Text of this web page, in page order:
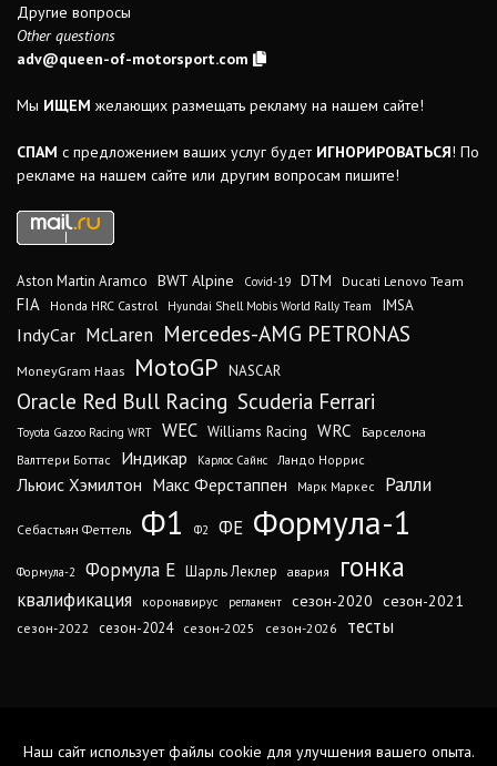
Другие вопросы
Other questions
adv@queen-of-motorsport.com
Мы ИЩЕМ желающих размещать рекламу на нашем сайте!
СПАМ с предложением ваших услуг будет ИГНОРИРОВАТЬСЯ! По
рекламе на нашем сайте или другим вопросам пишите!
Aston Martin Aramco BWT Alpine Covid-19 DTM Ducati Lenovo Team
FIA Honda HRC Castrol Hyundai Shell Mobis World Rally Team IMSA
IndyCar McLaren Mercedes-AMG PETRONAS
MoneyGram Haas MotoGP NASCAR
Oracle Red Bull Racing Scuderia Ferrari
Toyota Gazoo Racing WRT WEC Williams Racing WRC
Барселона
Валттери Боттас
Индикар Карлос Сайнс Ландо Норрис
Льюис Хэмилтон Макс Ферстаппен Марк Маркес Ралли
Себастьян Феттель Ф1 Ф2 ФЕ Формула-1
Формула-2 Формула Е Шарль Леклер авария гонка
квалификация коронавирус регламент сезон-2020 сезон-2021
сезон-2022 сезон-2024 сезон-2025 сезон-2026 тесты
Наш сайт использует файлы cookie для улучшения вашего опыта.